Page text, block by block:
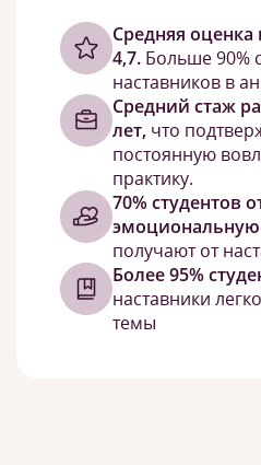
Cредняя
4,7. Больше 90%
наставников в
Средний стаж
лет, что
постоянную
практику.
70% студентов
получают от
Более 95%
наставники
темы